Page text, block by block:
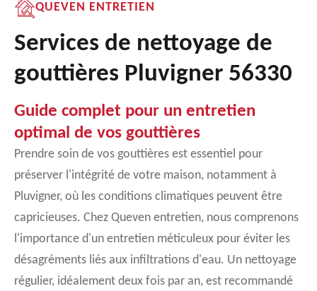
QUEVEN ENTRETIEN
Services de nettoyage de
gouttières Pluvigner 56330
Guide complet pour un entretien
optimal de vos gouttières
Prendre soin de vos gouttières est essentiel pour
préserver l'intégrité de votre maison, notamment à
Pluvigner, où les conditions climatiques peuvent être
capricieuses. Chez Queven entretien, nous comprenons
l'importance d'un entretien méticuleux pour éviter les
désagréments liés aux infiltrations d'eau. Un nettoyage
régulier, idéalement deux fois par an, est recommandé